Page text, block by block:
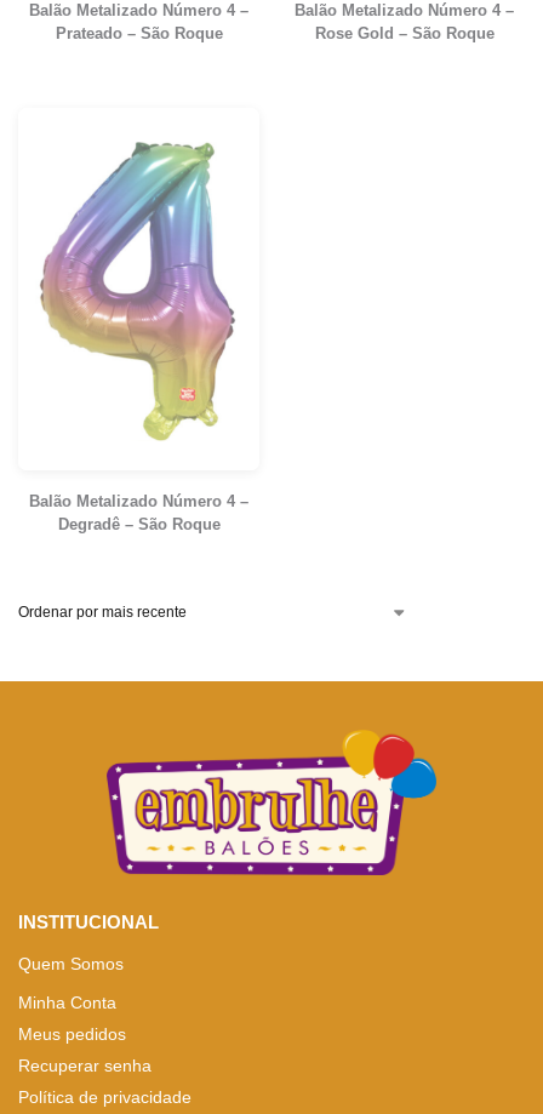
Balão Metalizado Número 4 –
Prateado – São Roque
Balão Metalizado Número 4 –
Rose Gold – São Roque
Balão Metalizado Número 4 –
Degradê – São Roque
INSTITUCIONAL
Quem Somos
Minha Conta
Meus pedidos
Recuperar senha
Política de privacidade